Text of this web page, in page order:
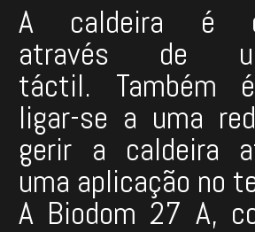
A caldeira é
através de
táctil. Também
ligar-se a uma
gerir a caldeira
uma aplicação no
A Biodom 27 A,